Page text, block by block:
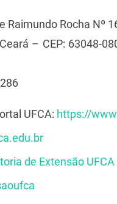
Raimundo Rocha Nº
– CEP: 63048-
UFCA: https://
de Extensão UFCA